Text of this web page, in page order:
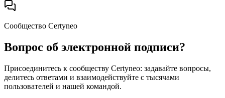
Сообщество Certyneo
Вопрос об электронной подписи?
Присоединитесь к сообществу Certyneo: задавайте вопросы,
делитесь ответами и взаимодействуйте с тысячами
пользователей и нашей командой.